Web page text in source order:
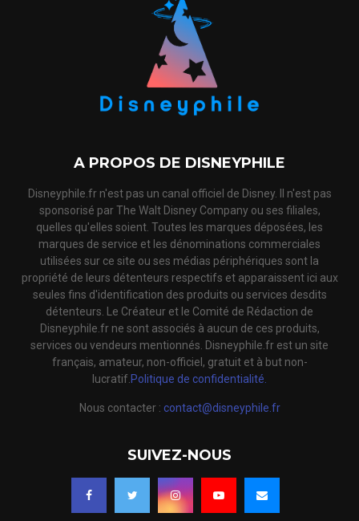
A PROPOS DE DISNEYPHILE
Disneyphile.fr n'est pas un canal officiel de Disney. Il n'est pas
sponsorisé par The Walt Disney Company ou ses filiales,
quelles qu'elles soient. Toutes les marques déposées, les
marques de service et les dénominations commerciales
utilisées sur ce site ou ses médias périphériques sont la
propriété de leurs détenteurs respectifs et apparaissent ici aux
seules fins d'identification des produits ou services desdits
détenteurs. Le Créateur et le Comité de Rédaction de
Disneyphile.fr ne sont associés à aucun de ces produits,
services ou vendeurs mentionnés. Disneyphile.fr est un site
français, amateur, non-officiel, gratuit et à but non-
lucratif. Politique de confidentialité.
Nous contacter : contact@disneyphile.fr
SUIVEZ-NOUS